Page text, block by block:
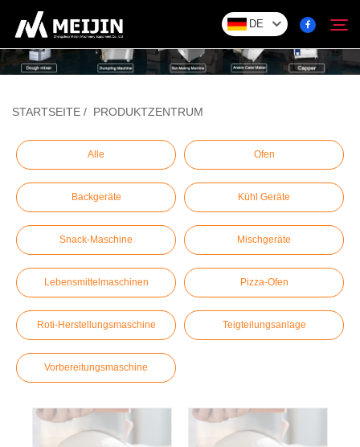
DE
Unternehmen
LÖSUNG
Produktzentrum
Service
Kontakt
STARTSEITE / PRODUKTZENTRUM
Alle Ofen
Backgeräte Kühl Geräte
Snack-Maschine Mischgeräte
Lebensmittelmaschinen Pizza-Ofen
Roti-Herstellungsmaschine Teigteilungsanlage
Vorbereitungsmaschine